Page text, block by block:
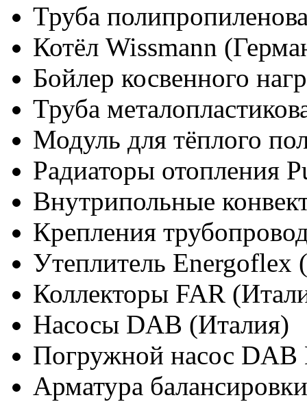
Труба
Котёл Wissmann
Бойлер косвенного
Труба
Модуль для тёплого
Радиаторы отопления
Внутрипольные
Крепления
Утеплитель Energoflex
Коллекторы FAR
Насосы DAB (Италия)
Погружной насос
Арматура